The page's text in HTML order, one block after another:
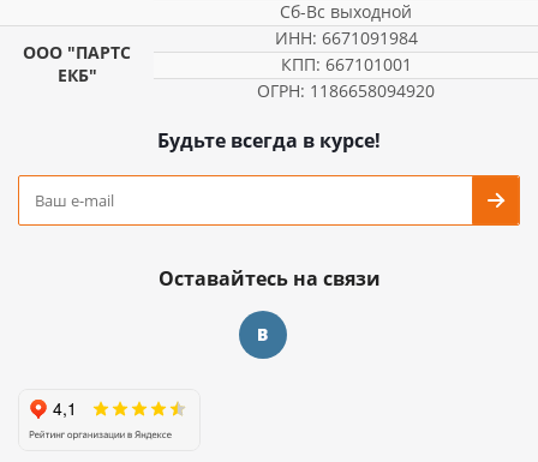
Сб-Вс выходной
ООО "ПАРТС
ЕКБ"
ИНН: 6671091984
КПП: 667101001
ОГРН: 1186658094920
Будьте всегда в курсе!
Оставайтесь на связи